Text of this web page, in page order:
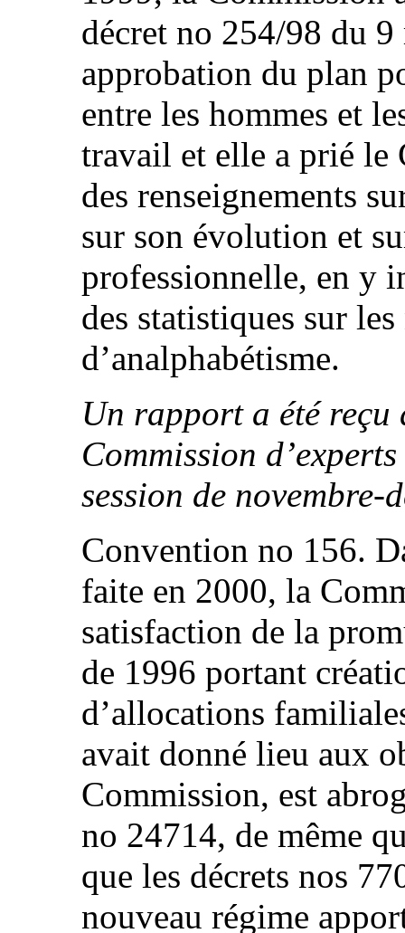
décret no 254/98 du
approbation du plan
entre les hommes et
travail et elle a prié le
des renseignements
sur son évolution et
professionnelle, en y
des statistiques sur
d’analphabétisme.
Un rapport a été reçu
Commission
session de novembre-
Convention no 156.
faite en 2000, la
satisfaction de la
de 1996 portant
d’allocations
avait donné lieu aux
Commission, est
no 24714, de même
que les décrets nos
nouveau régime